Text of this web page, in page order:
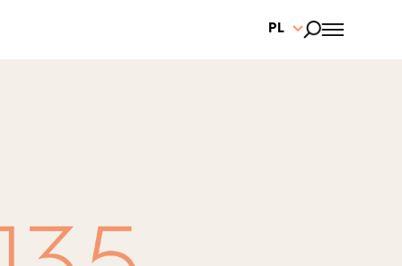
PL